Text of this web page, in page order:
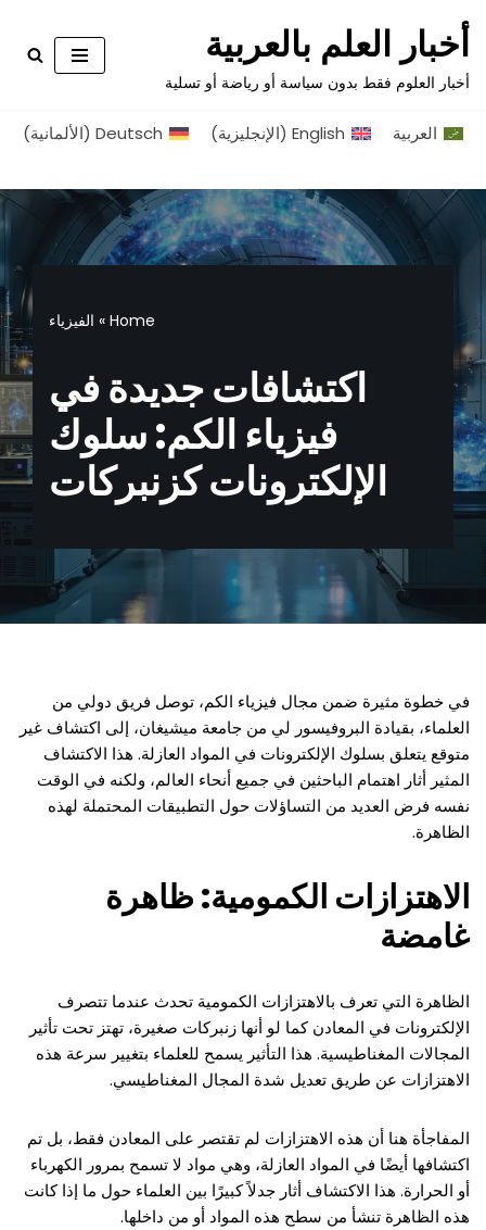
تخطى
إلى
أخبار العلم بالعربية
أخبار العلوم فقط بدون سياسة أو رياضة أو تسلية
العربية English
(الإنجليزية)
Deutsch
(الألمانية)
Home
» الفيزياء
اكتشافات جديدة في
فيزياء الكم: سلوك
الإلكترونات كزنبركات
في خطوة مثيرة ضمن مجال فيزياء الكم، توصل فريق دولي من
العلماء، بقيادة البروفيسور لي من جامعة ميشيغان، إلى اكتشاف غير
متوقع يتعلق بسلوك الإلكترونات في المواد العازلة. هذا الاكتشاف
المثير أثار اهتمام الباحثين في جميع أنحاء العالم، ولكنه في الوقت
نفسه فرض العديد من التساؤلات حول التطبيقات المحتملة لهذه
الظاهرة.
الاهتزازات الكمومية: ظاهرة
غامضة
الظاهرة التي تعرف بالاهتزازات الكمومية تحدث عندما تتصرف
الإلكترونات في المعادن كما لو أنها زنبركات صغيرة، تهتز تحت تأثير
المجالات المغناطيسية. هذا التأثير يسمح للعلماء بتغيير سرعة هذه
الاهتزازات عن طريق تعديل شدة المجال المغناطيسي.
المفاجأة هنا أن هذه الاهتزازات لم تقتصر على المعادن فقط، بل تم
اكتشافها أيضًا في المواد العازلة، وهي مواد لا تسمح بمرور الكهرباء
أو الحرارة. هذا الاكتشاف أثار جدلاً كبيرًا بين العلماء حول ما إذا كانت
هذه الظاهرة تنشأ من سطح هذه المواد أو من داخلها.